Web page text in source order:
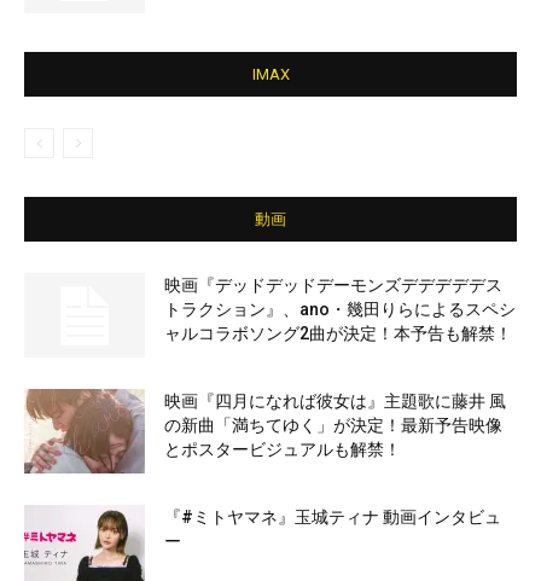
IMAX
動画
映画『デッドデッドデーモンズデデデデデス
トラクション』、ano・幾田りらによるスペシ
ャルコラボソング2曲が決定！本予告も解禁！
映画『四月になれば彼女は』主題歌に藤井 風
の新曲「満ちてゆく」が決定！最新予告映像
とポスタービジュアルも解禁！
『#ミトヤマネ』玉城ティナ 動画インタビュ
ー